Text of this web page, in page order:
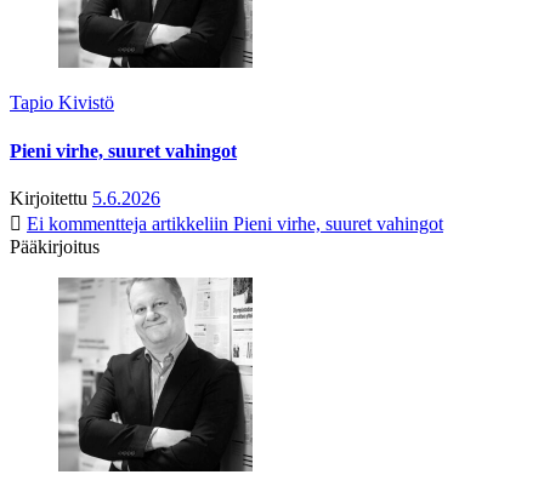
Tapio Kivistö
Pieni virhe, suuret vahingot
Kirjoitettu 5.6.2026
Ei kommentteja artikkeliin Pieni virhe, suuret vahingot
Pääkirjoitus